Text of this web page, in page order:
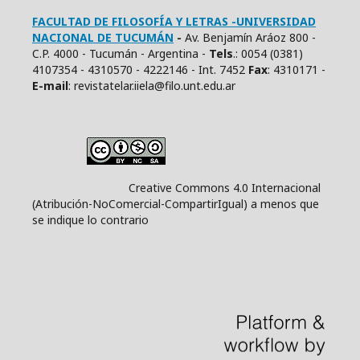
FACULTAD DE FILOSOFÍA Y LETRAS -UNIVERSIDAD
NACIONAL DE TUCUMÁN - Av. Benjamín Aráoz 800 -
C.P. 4000 - Tucumán - Argentina - Tels.: 0054 (0381)
4107354 - 4310570 - 4222146 - Int. 7452 Fax: 4310171 -
E-mail: revistatelar.iiela@filo.unt.edu.ar
Creative Commons 4.0 Internacional
(Atribución-NoComercial-CompartirIgual) a menos que
se indique lo contrario